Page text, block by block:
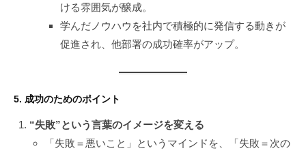
ける雰囲気が醸成。
学んだノウハウを社内で積極的に発信する動きが
促進され、他部署の成功確率がアップ。
5. 成功のためのポイント
“失敗”という言葉のイメージを変える
「失敗＝悪いこと」というマインドを、「失敗＝次の